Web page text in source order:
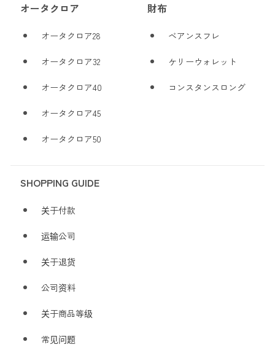
オータクロア
オータクロア28
オータクロア32
オータクロア40
オータクロア45
オータクロア50
財布
ベアンスフレ
ケリーウォレット
コンスタンスロング
SHOPPING GUIDE
关于付款
运输公司
关于退货
公司资料
关于商品等级
常见问题